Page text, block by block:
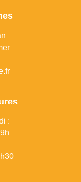
: